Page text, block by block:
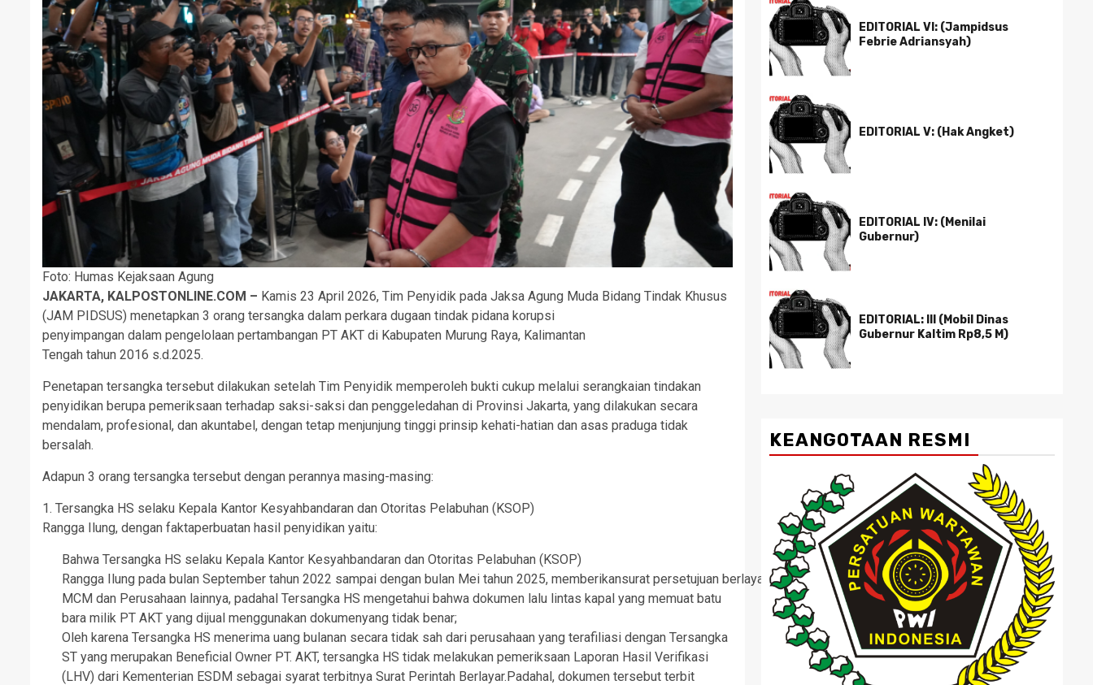
Foto: Humas Kejaksaan Agung
JAKARTA, KALPOSTONLINE.COM – Kamis 23 April 2026, Tim Penyidik pada Jaksa Agung Muda Bidang Tindak Khusus
(JAM PIDSUS) menetapkan 3 orang tersangka dalam perkara dugaan tindak pidana korupsi
penyimpangan dalam pengelolaan pertambangan PT AKT di Kabupaten Murung Raya, Kalimantan
Tengah tahun 2016 s.d.2025.
Penetapan tersangka tersebut dilakukan setelah Tim Penyidik memperoleh bukti cukup melalui serangkaian tindakan
penyidikan berupa pemeriksaan terhadap saksi-saksi dan penggeledahan di Provinsi Jakarta, yang dilakukan secara
mendalam, profesional, dan akuntabel, dengan tetap menjunjung tinggi prinsip kehati-hatian dan asas praduga tidak
bersalah.
Adapun 3 orang tersangka tersebut dengan perannya masing-masing:
1. Tersangka HS selaku Kepala Kantor Kesyahbandaran dan Otoritas Pelabuhan (KSOP)
Rangga Ilung, dengan faktaperbuatan hasil penyidikan yaitu:
Bahwa Tersangka HS selaku Kepala Kantor Kesyahbandaran dan Otoritas Pelabuhan (KSOP)
Rangga Ilung pada bulan September tahun 2022 sampai dengan bulan Mei tahun 2025, memberikansurat persetujuan berlayar kepada pT
MCM dan Perusahaan lainnya, padahal Tersangka HS mengetahui bahwa dokumen lalu lintas kapal yang memuat batu
bara milik PT AKT yang dijual menggunakan dokumenyang tidak benar;
Oleh karena Tersangka HS menerima uang bulanan secara tidak sah dari perusahaan yang terafiliasi dengan Tersangka
ST yang merupakan Beneficial Owner PT. AKT, tersangka HS tidak melakukan pemeriksaan Laporan Hasil Verifikasi
(LHV) dari Kementerian ESDM sebagai syarat terbitnya Surat Perintah Berlayar.Padahal, dokumen tersebut terbit
EDITORIAL VI: (Jampidsus
Febrie Adriansyah)
EDITORIAL V: (Hak Angket)
EDITORIAL IV: (Menilai
Gubernur)
EDITORIAL: III (Mobil Dinas
Gubernur Kaltim Rp8,5 M)
KEANGOTAAN RESMI